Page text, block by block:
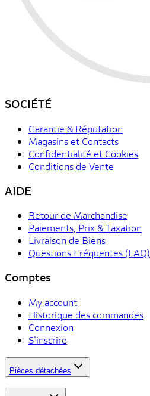
SOCIÉTÉ
Garantie & Réputation
Magasins et Contacts
Confidentialité et Cookies
Conditions de Vente
AIDE
Retour de Marchandise
Paiements, Prix & Taxation
Livraison de Biens
Questions Fréquentes (FAQ)
Comptes
My account
Historique des commandes
Connexion
S'inscrire
Pièces détachées